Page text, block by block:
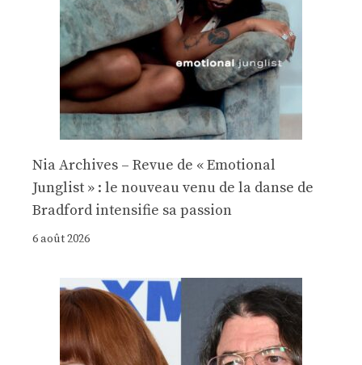
Nia Archives – Revue de « Emotional
Junglist » : le nouveau venu de la danse de
Bradford intensifie sa passion
6 août 2026